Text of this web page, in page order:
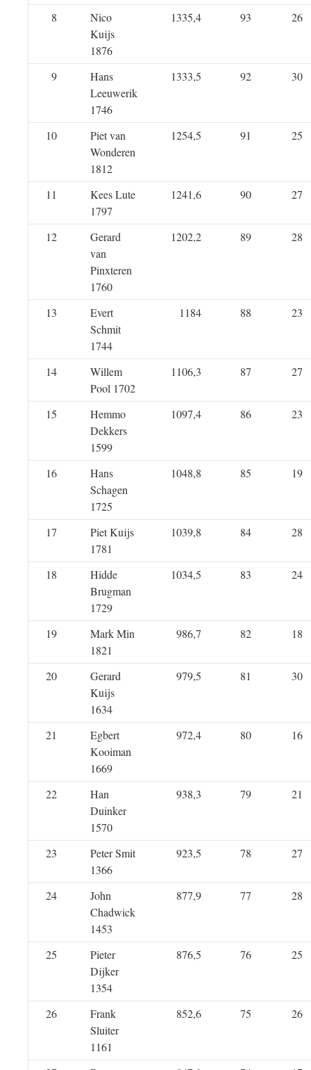
8
Nico
Kuijs
1876
1335,4 93 26
9
Hans
Leeuwerik
1746
1333,5 92 30
10
Piet van
Wonderen
1812
1254,5 91 25
11
Kees Lute
1797
1241,6 90 27
12
Gerard
van
Pinxteren
1760
1202,2 89 28
13
Evert
Schmit
1744
1184 88 23
14
Willem
Pool 1702
1106,3 87 27
15
Hemmo
Dekkers
1599
1097,4 86 23
16
Hans
Schagen
1725
1048,8 85 19
17
Piet Kuijs
1781
1039,8 84 28
18
Hidde
Brugman
1729
1034,5 83 24
19
Mark Min
1821
986,7 82 18
20
Gerard
Kuijs
1634
979,5 81 30
21
Egbert
Kooiman
1669
972,4 80 16
22
Han
Duinker
1570
938,3 79 21
23
Peter Smit
1366
923,5 78 27
24
John
Chadwick
1453
877,9 77 28
25
Pieter
Dijker
1354
876,5 76 25
26
Frank
Sluiter
1161
852,6 75 26